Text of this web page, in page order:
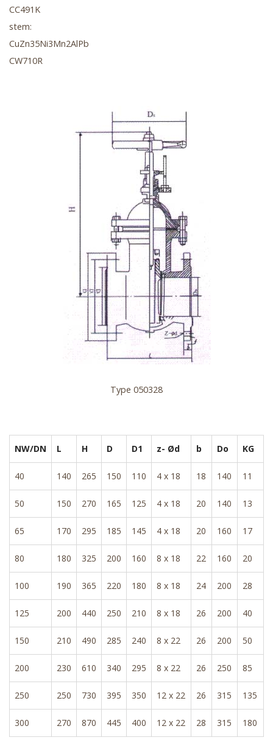
CC491K
stem:
CuZn35Ni3Mn2AlPb
CW710R
Type 050328
NW/DN L H D D1 z- Ød b Do KG
40 140 265 150 110 4 x 18 18 140 11
50 150 270 165 125 4 x 18 20 140 13
65 170 295 185 145 4 x 18 20 160 17
80 180 325 200 160 8 x 18 22 160 20
100 190 365 220 180 8 x 18 24 200 28
125 200 440 250 210 8 x 18 26 200 40
150 210 490 285 240 8 x 22 26 200 50
200 230 610 340 295 8 x 22 26 250 85
250 250 730 395 350 12 x 22 26 315 135
300 270 870 445 400 12 x 22 28 315 180